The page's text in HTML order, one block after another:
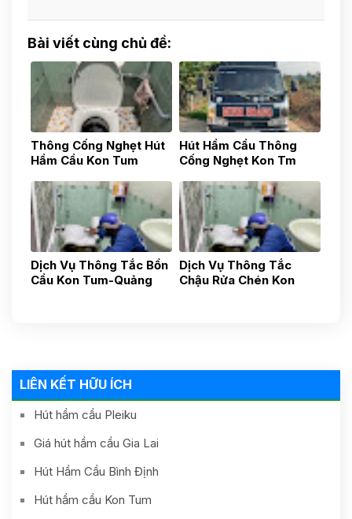
LIÊN KẾT HỮU ÍCH
Hút hầm cầu Pleiku
Giá hút hầm cầu Gia Lai
Hút Hầm Cầu Bình Định
Hút hầm cầu Kon Tum
Bài viết cùng chủ đề:
Thông Cống Nghẹt Hút
Hầm Cầu Kon Tum
Hút Hầm Cầu Thông
Cống Nghẹt Kon Tm
Dịch Vụ Thông Tắc Bồn
Cầu Kon Tum-Quảng
Dịch Vụ Thông Tắc
Chậu Rửa Chén Kon